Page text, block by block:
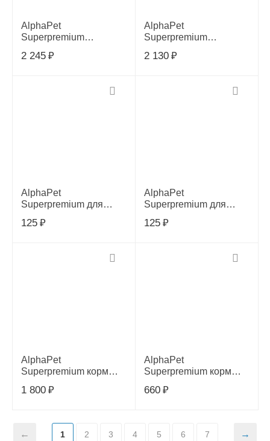
AlphaPet
Superpremium
взрослых собак
2 245 ₽
AlphaPet
Superpremium
взрослых собак
2 130 ₽
AlphaPet
Superpremium для
северные ягоды
125 ₽
AlphaPet
Superpremium для
мясные кусочки в
125 ₽
AlphaPet
Superpremium корм
пород с индейкой и
1 800 ₽
AlphaPet
Superpremium корм
пород с индейкой и
660 ₽
1 2 3 4 5 6 7